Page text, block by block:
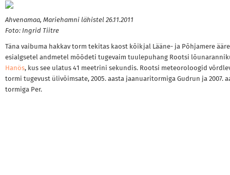
Ahvenamaa, Mariehamni lähistel 26.11.2011
Foto: Ingrid Tiitre
Täna vaibuma hakkav torm tekitas kaost kõikjal Lääne- ja Põhjamere
esialgsetel andmetel mõõdeti tugevaim tuulepuhang Rootsi
Hanös, kus see ulatus 41 meetrini sekundis. Rootsi meteoroloogid
tormi tugevust ülivõimsate, 2005. aasta jaanuaritormiga Gudrun ja 2007.
tormiga Per.